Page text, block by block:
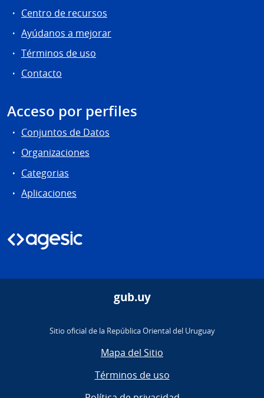
Centro de recursos
Ayúdanos a mejorar
Términos de uso
Contacto
Acceso por perfiles
Conjuntos de Datos
Organizaciones
Categorias
Aplicaciones
gub.uy
Sitio oficial de la República Oriental del Uruguay
Mapa del Sitio
Términos de uso